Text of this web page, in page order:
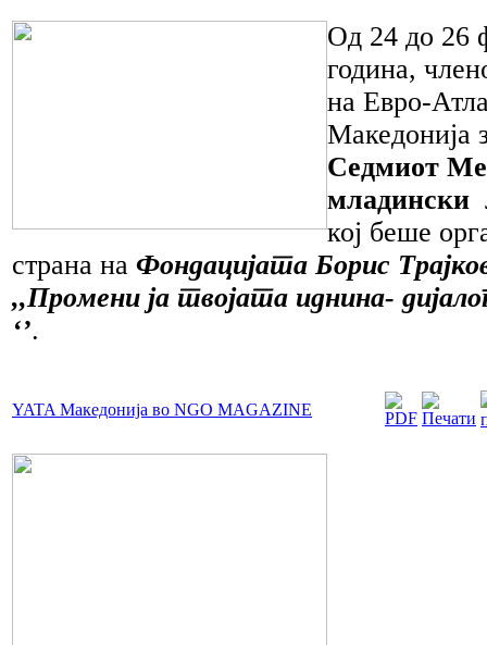
Од 24 до 26
година,
на Евро-
Македонија
Седмиот
младински
кој беше
страна на Фондацијата Борис
,,Промени ја твојата иднина-
‘’.
YATA Македонија во NGO MAGAZINE